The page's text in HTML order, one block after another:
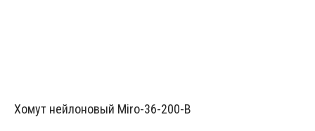
Хомут нейлоновый Miro-36-200-B